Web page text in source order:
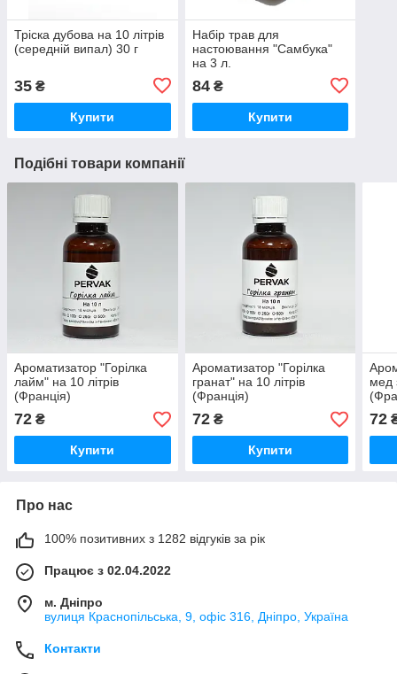
Тріска дубова на 10 літрів
(середній випал) 30 г
35 ₴
Купити
Набір трав для
настоювання "Самбука"
на 3 л.
84₴
Купити
Подібні товари компанії
Ароматизатор "Горілка
лайм" на 10 літрів
(Франція)
72 ₴
Купити
Ароматизатор "Горілка
гранат" на 10 літрів
(Франція)
72₴
Купити
мед
72
Про нас
100% позитивних з 1282 відгуків за рік
Працює з 02.04.2022
м. Дніпро
вулиця Краснопільська, 9, офіс 316, Дніпро, Україна
Контакти